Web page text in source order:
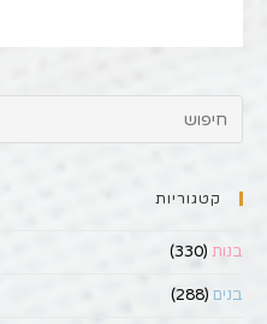
קטגוריות
בנות (330)
בנים (288)